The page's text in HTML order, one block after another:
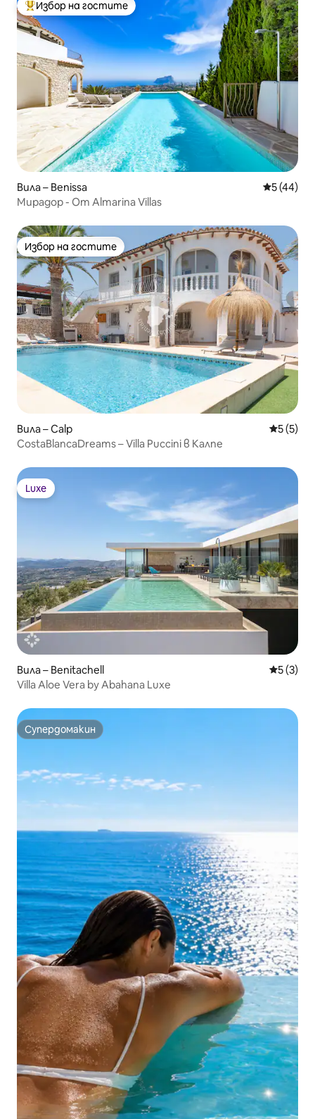
Най-популярен избор на гостите
Избор на гостите
Вила – Benissa Средна
5 (44)
Мирадор - От Almarina Villas
Избор на гостите
Избор на гостите
Вила – Calp Средна
5 (5)
CostaBlancaDreams – Villa Puccini в Калпе
Luxe
Luxe
Вила – Benitachell Средна
5 (3)
Villa Aloe Vera by Abahana Luxe
Супердомакин
Супердомакин